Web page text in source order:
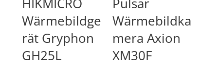
HIKMICRO
Wärmebildge
rät Gryphon
GH25L
Pulsar
Wärmebildka
mera Axion
XM30F